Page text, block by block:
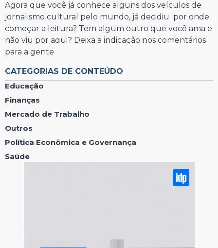
Agora que você já conhece alguns dos veículos de
jornalismo cultural pelo mundo, já decidiu por onde
começar a leitura? Tem algum outro que você ama e
não viu por aqui? Deixa a indicação nos comentários
para a gente
CATEGORIAS DE CONTEÚDO
Educação
Finanças
Mercado de Trabalho
Outros
Política Econômica e Governança
Saúde